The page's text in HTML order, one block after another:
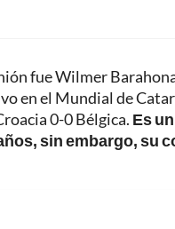
fue Wilmer
en el Mundial de
0-0 Bélgica. Es
sin embargo, su